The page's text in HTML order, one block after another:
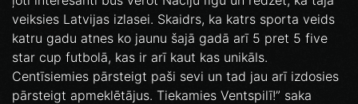
veiksies Latvijas izlasei. Skaidrs, ka katrs sporta veids
katru gadu atnes ko jaunu šajā gadā arī 5 pret 5 five
star cup futbolā, kas ir arī kaut kas unikāls.
Centīsiemies pārsteigt paši sevi un tad jau arī izdosies
pārsteigt apmeklētājus. Tiekamies Ventspilī!” saka